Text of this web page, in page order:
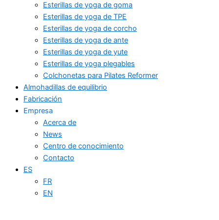
Esterillas de yoga de goma
Esterillas de yoga de TPE
Esterillas de yoga de corcho
Esterillas de yoga de ante
Esterillas de yoga de yute
Esterillas de yoga plegables
Colchonetas para Pilates Reformer
Almohadillas de equilibrio
Fabricación
Empresa
Acerca de
News
Centro de conocimiento
Contacto
ES
FR
EN